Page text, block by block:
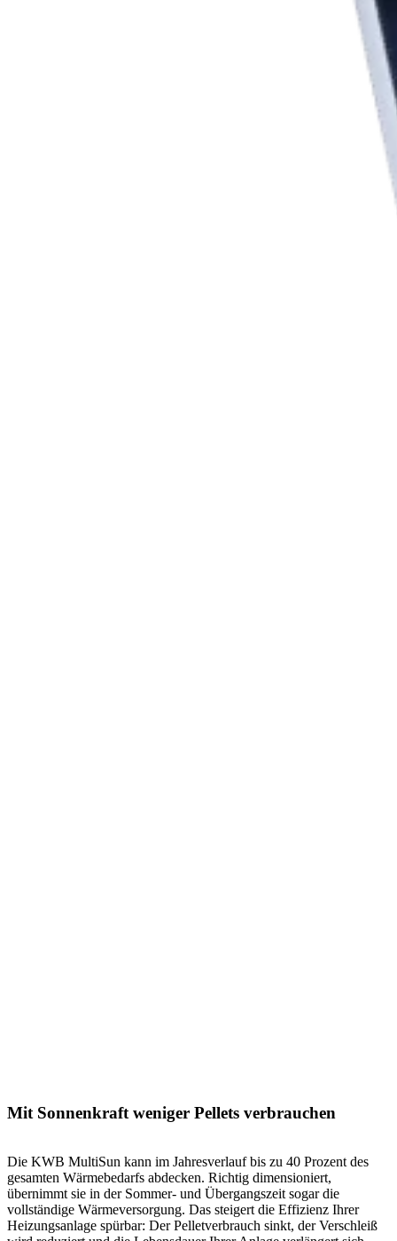
Mit Sonnenkraft weniger Pellets verbrauchen
Die KWB MultiSun kann im Jahresverlauf bis zu 40 Prozent des
gesamten Wärmebedarfs abdecken. Richtig dimensioniert,
übernimmt sie in der Sommer- und Übergangszeit sogar die
vollständige Wärmeversorgung. Das steigert die Effizienz Ihrer
Heizungsanlage spürbar: Der Pelletverbrauch sinkt, der Verschleiß